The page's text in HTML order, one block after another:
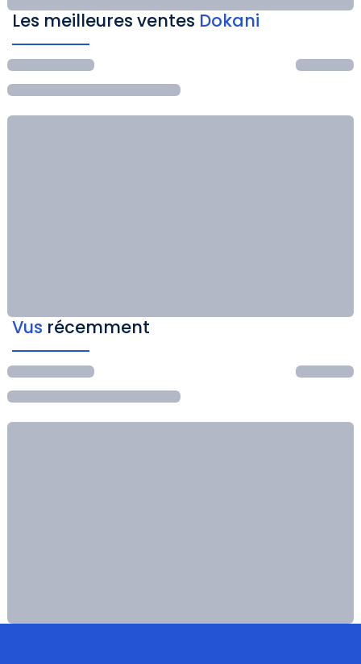
Les meilleures ventes Dokani
Vus récemment